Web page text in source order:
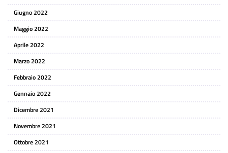
Giugno 2022
Maggio 2022
Aprile 2022
Marzo 2022
Febbraio 2022
Gennaio 2022
Dicembre 2021
Novembre 2021
Ottobre 2021